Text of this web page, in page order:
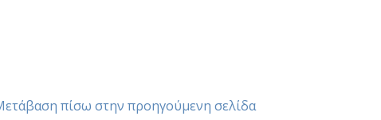
πίσω στην προηγούμενη σελίδα